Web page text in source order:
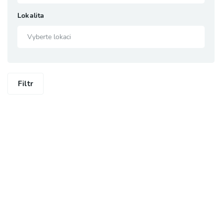
Lokalita
Filtr